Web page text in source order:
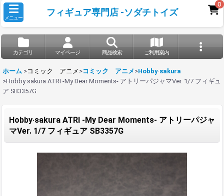
メニュー
フィギュア専門店 -ソダチトイズ
0
カテゴリ マイページ 商品検索 ご利用案内
ホーム >コミック アニメ >コミック アニメ >Hobby·sakura
>Hobby·sakura ATRI -My Dear Moments- アトリーパジャマVer. 1/7 フィギュ
ア SB3357G
Hobby·sakura ATRI -My Dear Moments- アトリーパジャ
マVer. 1/7 フィギュア SB3357G